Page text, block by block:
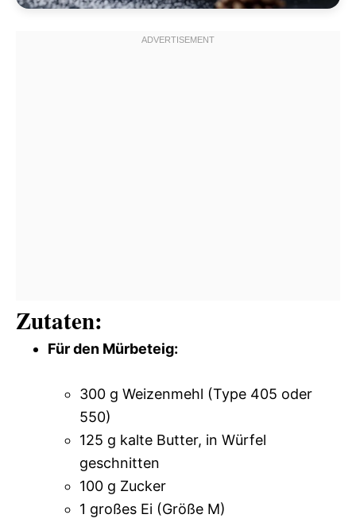
Zutaten:
Für den Mürbeteig:
300 g Weizenmehl (Type 405 oder
550)
125 g kalte Butter, in Würfel
geschnitten
100 g Zucker
1 großes Ei (Größe M)